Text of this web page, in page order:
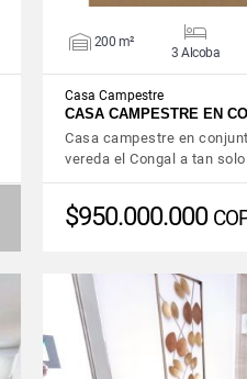
200 m²
3 Alcoba
Casa Campestre
CASA CAMPESTRE EN
Casa campestre en
vereda el Congal a tan
$950.000.000